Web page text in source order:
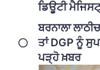
ਡਿਊਟੀ
ਬਰਨਾਲਾ
ਤਾਂ DGP ਨੂੰ
ਪੜ੍ਹੋ ਖ਼ਬਰ